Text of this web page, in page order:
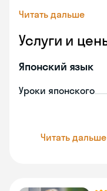
Читать дальше
Услуги и
Японский язык
Уроки японского
Читать дальше